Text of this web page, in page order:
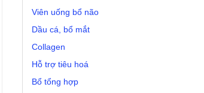
Viên uống bổ não
Dầu cá, bổ mắt
Collagen
Hỗ trợ tiêu hoá
Bổ tổng hợp